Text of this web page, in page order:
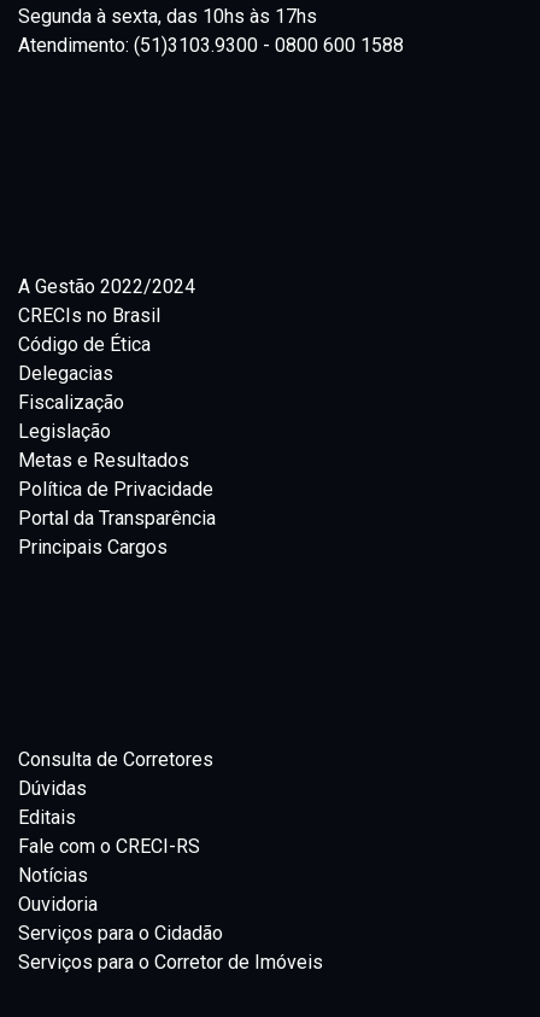
Segunda à sexta, das 10hs às 17hs
Atendimento: (51)3103.9300 - 0800 600 1588
A Gestão 2022/2024
CRECIs no Brasil
Código de Ética
Delegacias
Fiscalização
Legislação
Metas e Resultados
Política de Privacidade
Portal da Transparência
Principais Cargos
Consulta de Corretores
Dúvidas
Editais
Fale com o CRECI-RS
Notícias
Ouvidoria
Serviços para o Cidadão
Serviços para o Corretor de Imóveis